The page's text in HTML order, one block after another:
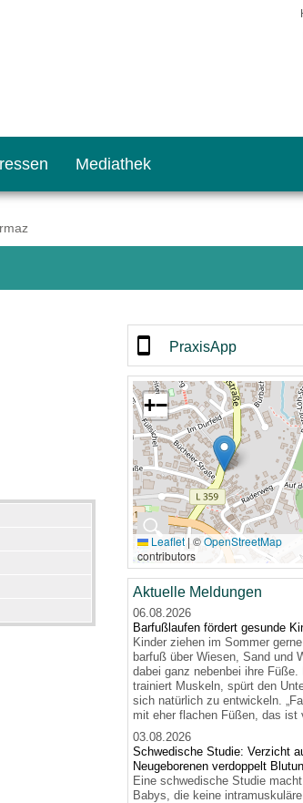
Mediathek
PraxisApp
🔍
+−
Leaflet | ©OpenStreetMap
contributors
Aktuelle Meldungen
06.08.2026
Barfußlaufen fördert gesunde
Kinder ziehen im Sommer
barfuß über Wiesen, Sand und
dabei ganz nebenbei ihre Füße.
trainiert Muskeln, spürt den
sich natürlich zu entwickeln.
mit eher flachen Füßen, das ist
03.08.2026
Schwedische Studie: Verzicht
Neugeborenen verdoppelt
Eine schwedische Studie
Babys, die keine